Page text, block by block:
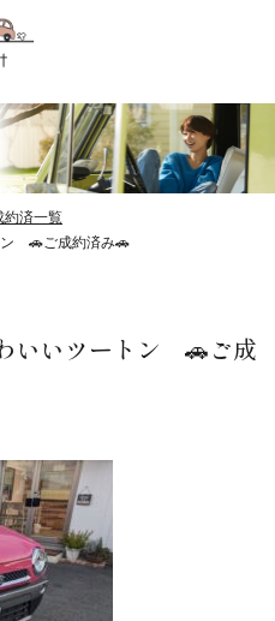
約済一覧
🚗ご成約済み🚗
いツートン 🚗ご成